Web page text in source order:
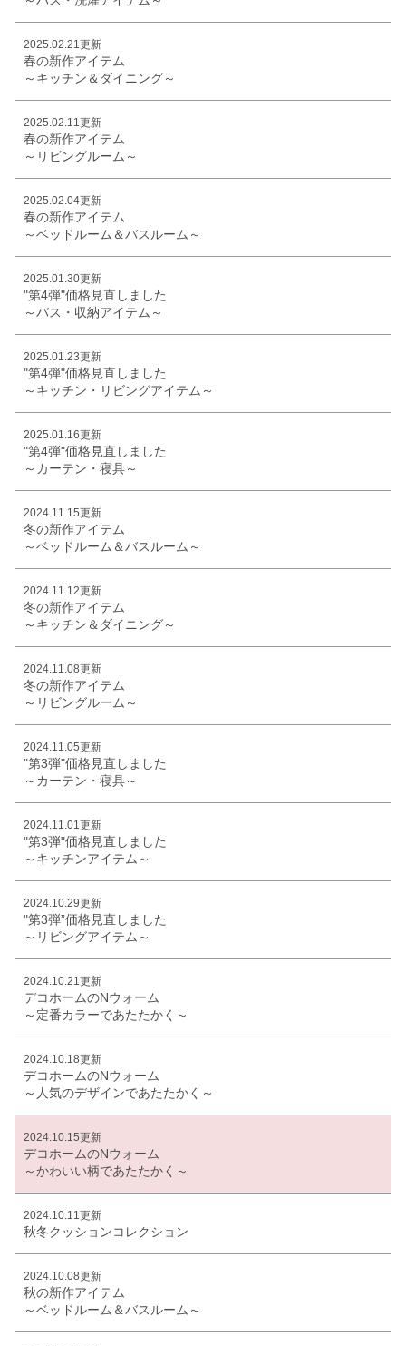
2025.02.21更新
春の新作アイテム
～キッチン＆ダイニング～
2025.02.11更新
春の新作アイテム
～リビングルーム～
2025.02.04更新
春の新作アイテム
～ベッドルーム＆バスルーム～
2025.01.30更新
"第4弾"価格見直しました
～バス・収納アイテム～
2025.01.23更新
"第4弾"価格見直しました
～キッチン・リビングアイテム～
2025.01.16更新
"第4弾"価格見直しました
～カーテン・寝具～
2024.11.15更新
冬の新作アイテム
～ベッドルーム＆バスルーム～
2024.11.12更新
冬の新作アイテム
～キッチン＆ダイニング～
2024.11.08更新
冬の新作アイテム
～リビングルーム～
2024.11.05更新
"第3弾"価格見直しました
～カーテン・寝具～
2024.11.01更新
"第3弾"価格見直しました
～キッチンアイテム～
2024.10.29更新
"第3弾”価格見直しました
～リビングアイテム～
2024.10.21更新
デコホームのNウォーム
～定番カラーであたたかく～
2024.10.18更新
デコホームのNウォーム
～人気のデザインであたたかく～
2024.10.15更新
デコホームのNウォーム
～かわいい柄であたたかく～
2024.10.11更新
秋冬クッションコレクション
2024.10.08更新
秋の新作アイテム
～ベッドルーム＆バスルーム～